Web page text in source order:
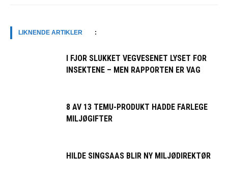
LIKNENDE ARTIKLER :
I FJOR SLUKKET VEGVESENET LYSET FOR
INSEKTENE – MEN RAPPORTEN ER VAG
8 AV 13 TEMU-PRODUKT HADDE FARLEGE
MILJØGIFTER
HILDE SINGSAAS BLIR NY MILJØDIREKTØR